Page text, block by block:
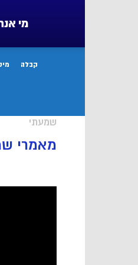
מי
קבלה
שמעתי
מאמרי